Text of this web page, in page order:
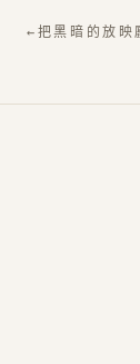
← 把黑暗的放映